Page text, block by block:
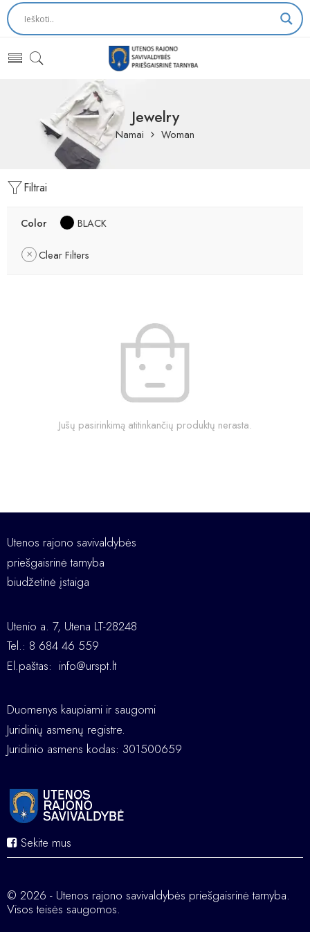
Jewelry
Namai Woman
Filtrai
Color BLACK
Clear Filters
Jūsų pasirinkimą atitinkančių produktų nerasta.
Utenos rajono savivaldybės
priešgaisrinė tarnyba
biudžetinė įstaiga
Utenio a. 7, Utena LT-28248
Tel.: 8 684 46 559
El.paštas: info@urspt.lt
Duomenys kaupiami ir saugomi
Juridinių asmenų registre.
Juridinio asmens kodas: 301500659
Sekite mus
© 2026 - Utenos rajono savivaldybės priešgaisrinė tarnyba.
Visos teisės saugomos.